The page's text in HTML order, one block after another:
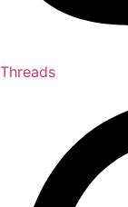
Threads